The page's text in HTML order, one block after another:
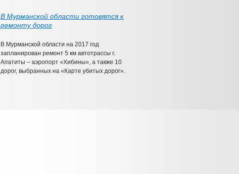
В Мурманской области готовятся к
ремонту дорог
В Мурманской области на 2017 год
запланирован ремонт 5 км автотрассы г.
Апатиты – аэропорт «Хибины», а также 10
дорог, выбранных на «Карте убитых дорог».